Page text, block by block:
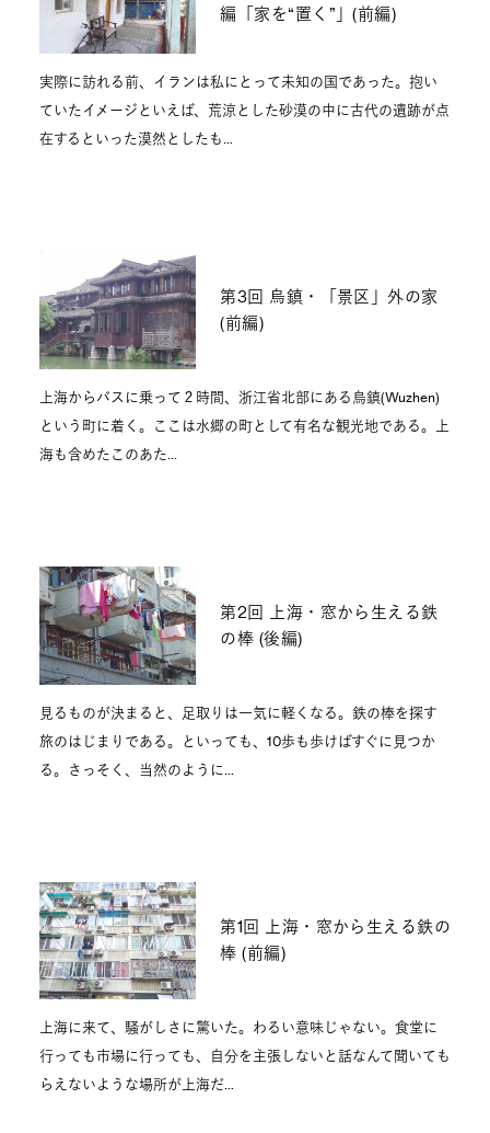
編「家を“置く”」(前編)
実際に訪れる前、イランは私にとって未知の国であった。抱い
ていたイメージといえば、荒涼とした砂漠の中に古代の遺跡が点
在するといった漠然としたも…
第3回 烏鎮・「景区」外の家
(前編)
上海からバスに乗って２時間、浙江省北部にある烏鎮(Wuzhen)
という町に着く。ここは水郷の町として有名な観光地である。上
海も含めたこのあた…
第2回 上海・窓から生える鉄
の棒 (後編)
見るものが決まると、足取りは一気に軽くなる。鉄の棒を探す
旅のはじまりである。といっても、10歩も歩けばすぐに見つか
る。さっそく、当然のように…
第1回 上海・窓から生える鉄の
棒 (前編)
上海に来て、騒がしさに驚いた。わるい意味じゃない。食堂に
行っても市場に行っても、自分を主張しないと話なんて聞いても
らえないような場所が上海だ…